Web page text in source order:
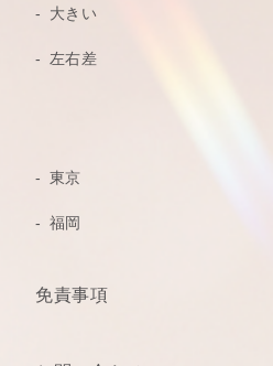
大きい
左右差
東京
福岡
免責事項